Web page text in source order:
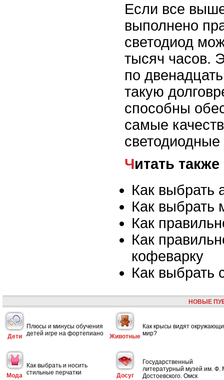
Если все
выполнено
светодиод
тысяч часов.
по
такую
способны
самые
светодиодные
Читать также
Как выбрать
Как выбрать
Как
Как
кофеварку
Как выбрать
НОВЫЕ
Дети
Плюсы и минусы обучения
детей игре на фортепиано
Животные
Как крысы видят
мир?
Мода
Как выбрать и носить
стильные перчатки
Досуг
Государственный
литературный музей им. Ф.
Достоевского. Омск